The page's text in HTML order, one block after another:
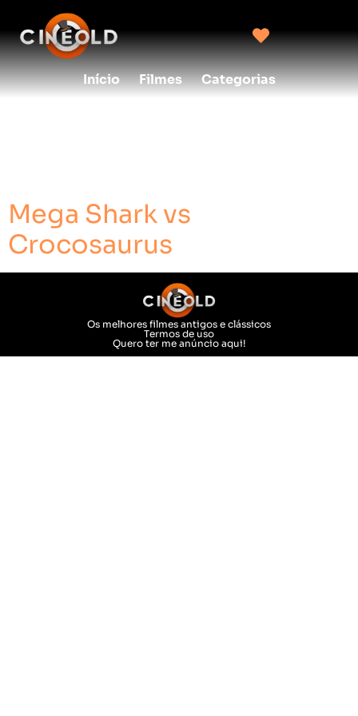
Início Filmes Categorias
Mega Shark vs
Crocosaurus
Os melhores filmes antigos e clássicos
Termos de uso
Quero ter me anúncio aqui!